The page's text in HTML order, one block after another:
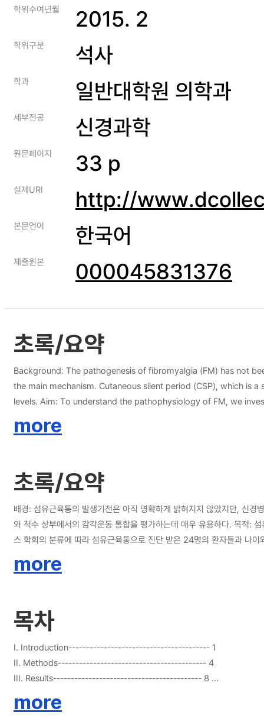
학위수여년월 2015. 2
학위구분 석사
학과 일반대학원 의학과
세부전공 신경과학
원문페이지 33 p
실제URI http://
본문언어 한국어
제출원본 000045831376
초록/요약
Background: The pathogenesis of fibromyalgia (FM) has not
the main mechanism. Cutaneous silent period (CSP), which is
levels. Aim: To understand the pathophysiology of FM, we investigated patterns of CSP in patients with FM and compared them to those in normal healthy subjects. Methods: Twenty-four patients with FM,
pollicis brevis muscle. Demographic data, number of tender
(63.50 ± 14.05 ms; p = 0.021). The CSP variables did not correlate with any clinical variables. Conclusion: The significantly lengthened
spinal and supraspinal levels, rather than peripheral small fiber
more
초록/요약
배경: 섬유근육통의 발생기전은 아직 명확하게 밝혀지지 않았지만, 신
와 척수 상부에서의 감각운동 통합을 평가하는데 매우 유용하다. 목적: 섬유근육통의 병태생리를 이해하기 위해, 섬유근육통 환자들과 건강한 정상 대조군의 cutaneous silent period의 패턴을 비교 분석하였다. 방법: 1990년 미국 류마티
스 학회의 분류에 따라 섬유근육통으로 진단 받은 24명의 환자들과
상적 특성들 사이의 상관관계에 대해 분석하였다. 결과: Cutaneous silent period의 평균 잠복기는 환자군(55.50 ± 10.97 ms)과 대조군(60.23 ± 11.87 ms; p = 0.158)에서 차이는 없었다. 그러나 cutaneous silent period의 평균
more
목차
I. Introduction---------------------------------------- 1
II. Methods------------------------------------------ 4
III. Results------------------------------------------ 8
V. Table-------------------------------------------- 16
more